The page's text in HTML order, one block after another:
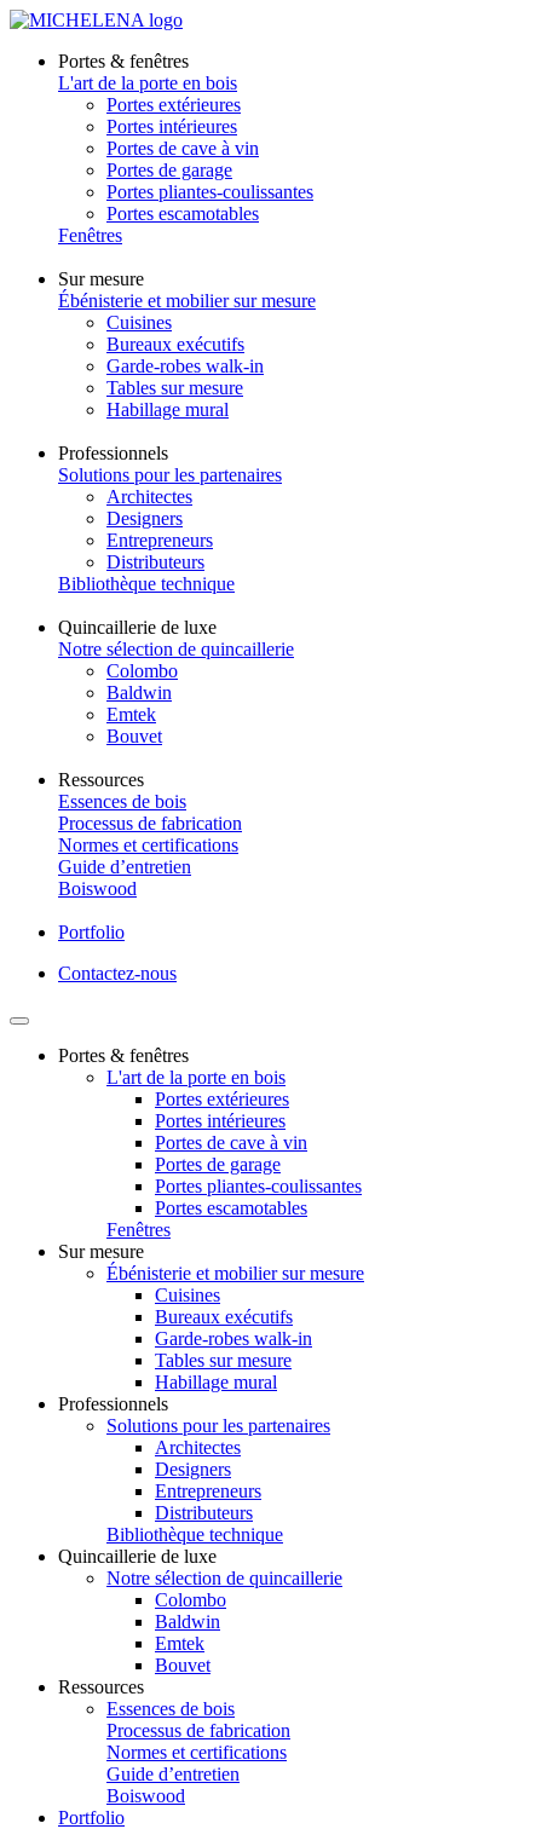
Portes & fenêtres
L'art de la porte en bois
Portes extérieures
Portes intérieures
Portes de cave à vin
Portes de garage
Portes pliantes-coulissantes
Portes escamotables
Fenêtres
Sur mesure
Ébénisterie et mobilier sur mesure
Cuisines
Bureaux exécutifs
Garde-robes walk-in
Tables sur mesure
Habillage mural
Professionnels
Solutions pour les partenaires
Architectes
Designers
Entrepreneurs
Distributeurs
Bibliothèque technique
Quincaillerie de luxe
Notre sélection de quincaillerie
Colombo
Baldwin
Emtek
Bouvet
Ressources
Essences de bois
Processus de fabrication
Normes et certifications
Guide d’entretien
Boiswood
Portfolio
Contactez-nous
Portes & fenêtres
L'art de la porte en bois
Portes extérieures
Portes intérieures
Portes de cave à vin
Portes de garage
Portes pliantes-coulissantes
Portes escamotables
Fenêtres
Sur mesure
Ébénisterie et mobilier sur mesure
Cuisines
Bureaux exécutifs
Garde-robes walk-in
Tables sur mesure
Habillage mural
Professionnels
Solutions pour les partenaires
Architectes
Designers
Entrepreneurs
Distributeurs
Bibliothèque technique
Quincaillerie de luxe
Notre sélection de quincaillerie
Colombo
Baldwin
Emtek
Bouvet
Ressources
Essences de bois
Processus de fabrication
Normes et certifications
Guide d’entretien
Boiswood
Portfolio